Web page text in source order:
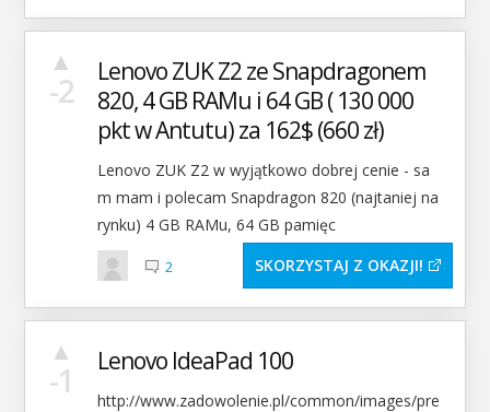
-2
▲
Lenovo ZUK Z2 ze Snapdragonem
820, 4 GB RAMu i 64 GB ( 130 000
pkt w Antutu) za 162$ (660 zł)
Lenovo ZUK Z2 w wyjątkowo dobrej cenie - sa
m mam i polecam Snapdragon 820 (najtaniej na
rynku) 4 GB RAMu, 64 GB pamięc
2 SKORZYSTAJ Z OKAZJI
-1
▲ Lenovo IdeaPad 100
http://www.zadowolenie.pl/common/images/pre